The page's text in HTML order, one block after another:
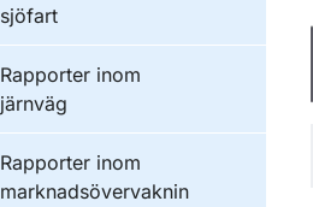
sjöfart
Publikationer inom
Rapporter inom
järnväg
Publikationer inom
Rapporter inom
marknadsövervaknin